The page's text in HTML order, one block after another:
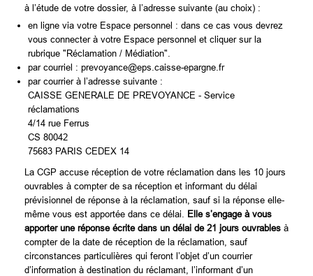
à l’étude de votre dossier, à l’adresse suivante (au choix) :
en ligne via votre Espace personnel : dans ce cas vous devrez
vous connecter à votre Espace personnel et cliquer sur la
rubrique "Réclamation / Médiation".
par courriel : prevoyance@eps.caisse-epargne.fr
par courrier à l’adresse suivante :
CAISSE GENERALE DE PREVOYANCE - Service
réclamations
4/14 rue Ferrus
CS 80042
75683 PARIS CEDEX 14
La CGP accuse réception de votre réclamation dans les 10 jours
ouvrables à compter de sa réception et informant du délai
prévisionnel de réponse à la réclamation, sauf si la réponse elle-
même vous est apportée dans ce délai. Elle s’engage à vous
apporter une réponse écrite dans un délai de 21 jours ouvrables à
compter de la date de réception de la réclamation, sauf
circonstances particulières qui feront l’objet d’un courrier
d’information à destination du réclamant, l’informant d’un